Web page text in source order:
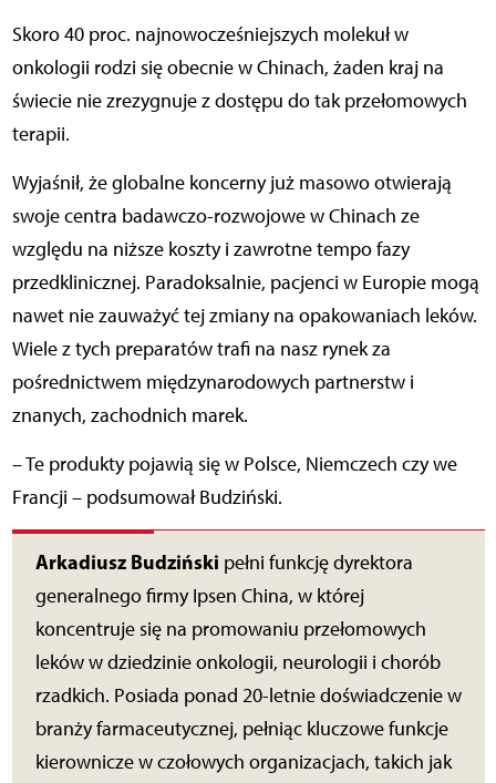
Skoro 40 proc. najnowocześniejszych molekuł w
onkologii rodzi się obecnie w Chinach, żaden kraj na
świecie nie zrezygnuje z dostępu do tak przełomowych
terapii.
Wyjaśnił, że globalne koncerny już masowo otwierają
swoje centra badawczo-rozwojowe w Chinach ze
względu na niższe koszty i zawrotne tempo fazy
przedklinicznej. Paradoksalnie, pacjenci w Europie mogą
nawet nie zauważyć tej zmiany na opakowaniach leków.
Wiele z tych preparatów trafi na nasz rynek za
pośrednictwem międzynarodowych partnerstw i
znanych, zachodnich marek.
– Te produkty pojawią się w Polsce, Niemczech czy we
Francji – podsumował Budziński.
Arkadiusz Budziński pełni funkcję dyrektora
generalnego firmy Ipsen China, w której
koncentruje się na promowaniu przełomowych
leków w dziedzinie onkologii, neurologii i chorób
rzadkich. Posiada ponad 20-letnie doświadczenie w
branży farmaceutycznej, pełniąc kluczowe funkcje
kierownicze w czołowych organizacjach, takich jak